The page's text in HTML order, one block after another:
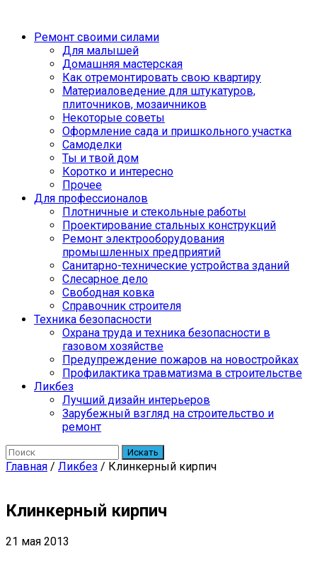
Ремонт своими силами
Для малышей
Домашняя мастерская
Как отремонтировать свою квартиру
Материаловедение для штукатуров,
плиточников, мозаичников
Некоторые советы
Оформление сада и пришкольного участка
Самоделки
Ты и твой дом
Коротко и интересно
Прочее
Для профессионалов
Плотничные и стекольные работы
Проектирование стальных конструкций
Ремонт электрооборудования
промышленных предприятий
Санитарно-технические устройства зданий
Слесарное дело
Свободная ковка
Справочник строителя
Техника безопасности
Охрана труда и техника безопасности в
газовом хозяйстве
Предупреждение пожаров на новостройках
Профилактика травматизма в строительстве
Ликбез
Лучший дизайн интерьеров
Зарубежный взгляд на строительство и
ремонт
Искать
Главная / Ликбез / Клинкерный кирпич
Клинкерный кирпич
21 мая 2013